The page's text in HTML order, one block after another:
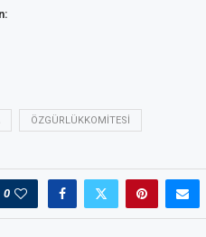
ÖZGÜRLÜKKOMITESI
0